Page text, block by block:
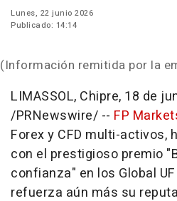
Lunes, 22 junio 2026
Publicado: 14:14
(Información remitida por la
LIMASSOL, Chipre, 18 de
/PRNewswire/ -- FP
Forex y CFD multi-activos,
con el prestigioso premio
confianza" en los Global
refuerza aún más su